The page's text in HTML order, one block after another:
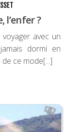
l’enfer ?
avec un
dormi en
ce mode[...]